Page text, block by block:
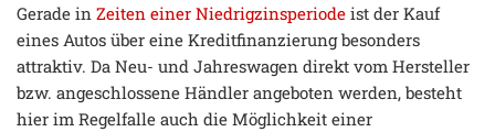
Gerade in Zeiten einer Niedrigzinsperiode ist der Kauf
eines Autos über eine Kreditfinanzierung besonders
attraktiv. Da Neu- und Jahreswagen direkt vom Hersteller
bzw. angeschlossene Händler angeboten werden, besteht
hier im Regelfalle auch die Möglichkeit einer